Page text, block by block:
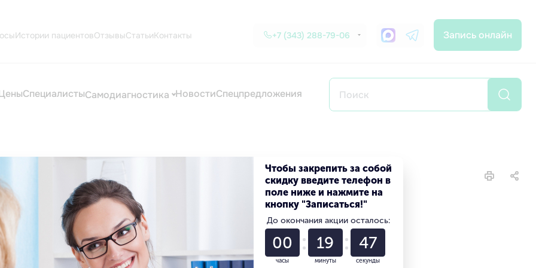
Истории пациентовОтзывыСтатьиКонтакты +7 (343) 288-79-06 Запись онлайн
СпециалистыСамодиагностика НовостиСпецпредложения
услуги
Чтобы закрепить за собой
скидку введите телефон в
поле ниже и нажмите на
кнопку "Записаться!"
До окончания акции осталось:
00
часы
19
минуты
46
секунды